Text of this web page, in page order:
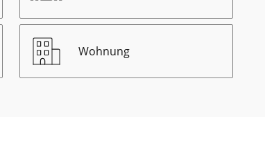
Wohnung